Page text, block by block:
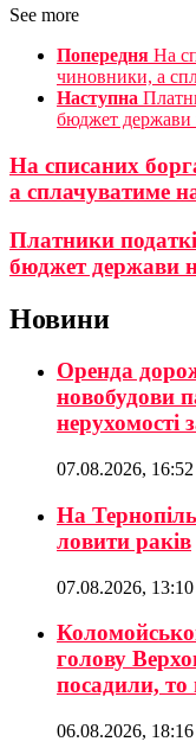
See more
Попередня На
чиновники, а
Наступна
бюджет держави
На списаних
а сплачуватиме
Платники
бюджет держави
Новини
Оренда
новобудови
нерухомості
07.08.2026, 16:52
На
ловити раків
07.08.2026, 13:10
голову
посадили, то
06.08.2026, 18:16